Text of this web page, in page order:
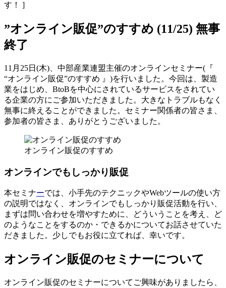
す！ ]
”オンライン販促”のすすめ (11/25) 無事
終了
11月25日(木)、中部産業連盟主催のオンラインセミナー(『
“オンライン販促”のすすめ 』)を行いました。今回は、製造
業をはじめ、BtoBを中心にされているサービスをされてい
る企業の方にご参加いただきました。大きなトラブルもなく
無事に終えることができました。セミナー関係者の皆さま、
参加者の皆さま、ありがとうございました。
オンライン販促のすすめ
オンラインでもしっかり販促
本セミナーでは、小手先のテクニックやWebツールの使い方
の説明ではなく、オンラインでもしっかり販促活動を行い、
まずは問い合わせを増やすために、どういうことを考え、ど
のようなことをするのか・できるかについてお話させていた
だきました。少しでもお役に立てれば、幸いです。
オンライン販促のセミナーについて
オンライン販促のセミナーについてご興味がありましたら、